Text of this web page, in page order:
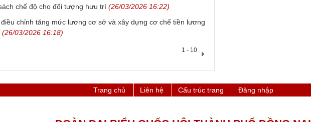
chế độ cho đối tượng hưu trí (26/03/2026 16:22)
chỉnh tăng mức lương cơ sở và xây dựng cơ chế tiền lương
(26/03/2026 16:18)
1 - 10
Trang chủ Liên hệ Cấu trúc trang Đăng nhập